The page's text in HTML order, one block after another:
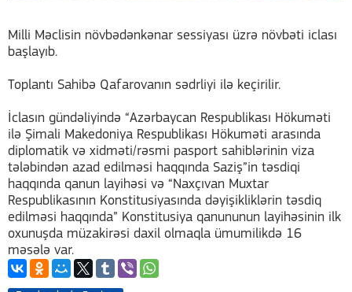
Milli Məclisin növbədənkənar sessiyası üzrə növbəti iclası
başlayıb.
Toplantı Sahibə Qafarovanın sədrliyi ilə keçirilir.
İclasın gündəliyində “Azərbaycan Respublikası Hökuməti
ilə Şimali Makedoniya Respublikası Hökuməti arasında
diplomatik və xidməti/rəsmi pasport sahiblərinin viza
tələbindən azad edilməsi haqqında Saziş”in təsdiqi
haqqında qanun layihəsi və “Naxçıvan Muxtar
Respublikasının Konstitusiyasında dəyişikliklərin təsdiq
edilməsi haqqında” Konstitusiya qanununun layihəsinin ilk
oxunuşda müzakirəsi daxil olmaqla ümumilikdə 16
məsələ var.